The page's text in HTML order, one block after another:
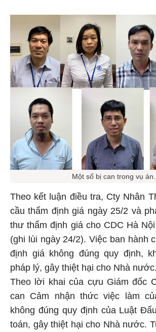
Một số bị can trong vụ án.
Theo kết luận điều tra, Cty Nhân
cầu thẩm định giá ngày 25/2 và
thư thẩm định giá cho CDC Hà
(ghi lùi ngày 24/2). Việc ban hành
định giá không đúng quy định,
pháp lý, gây thiệt hại cho Nhà nước.
Theo lời khai của cựu Giám đốc
can Cảm nhận thức việc làm
không đúng quy định của Luật
toán, gây thiệt hại cho Nhà nước.